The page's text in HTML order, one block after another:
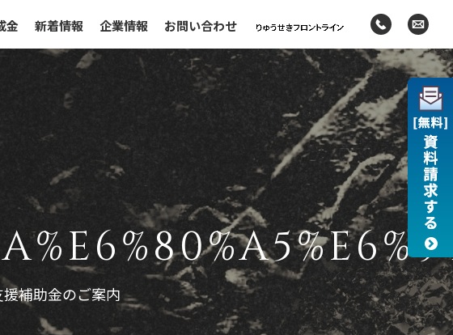
金 新着情報 企業情報 お問い合わせ
補助金のご案内